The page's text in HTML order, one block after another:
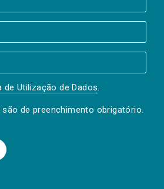
de Utilização de Dados.
de preenchimento obrigatório.